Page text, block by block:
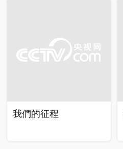
我們的征程